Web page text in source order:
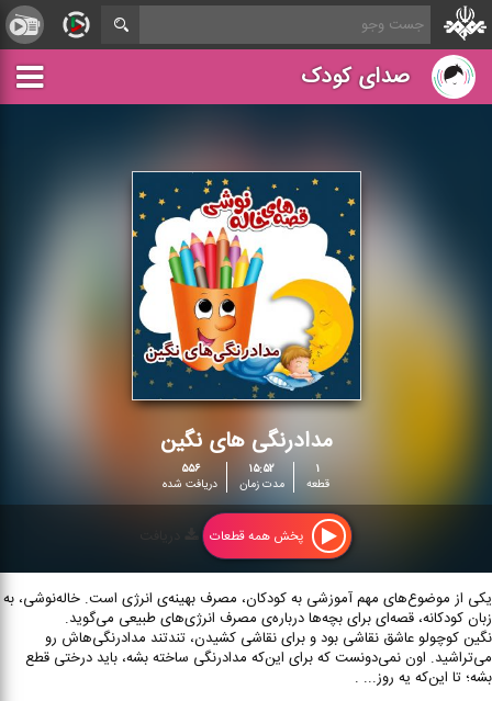
صدای کودک
مدادرنگی های نگین
۱
قطعه
۱۵:۵۲
مدت زمان
۵۵۶
دریافت شده
پخش همه قطعات
یکی از موضوع‌های مهم آموزشی به کودکان، مصرف بهینه‌ی انرژی است. خاله‌نوشی، به
زبان کودکانه، قصه‌ای برای بچه‌ها درباره‌ی مصرف انرژی‌های طبیعی می‌گوید.
نگین کوچولو عاشق نقاشی بود و برای نقاشی کشیدن، تندتند مدادرنگی‌هاش رو
می‌‌‌تراشید. اون نمی‌دونست که برای این‌که مدادرنگی ساخته بشه، باید درختی قطع
بشه؛ تا این‌که یه روز... .